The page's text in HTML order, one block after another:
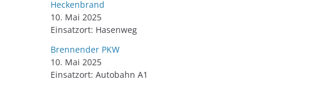
Heckenbrand
10. Mai 2025
Einsatzort: Hasenweg
Brennender PKW
10. Mai 2025
Einsatzort: Autobahn A1